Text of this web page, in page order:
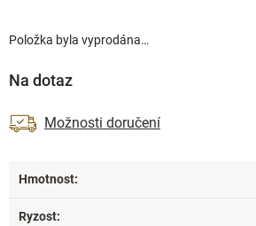
Položka byla vyprodána…
Na dotaz
Možnosti doručení
Hmotnost:
Ryzost: